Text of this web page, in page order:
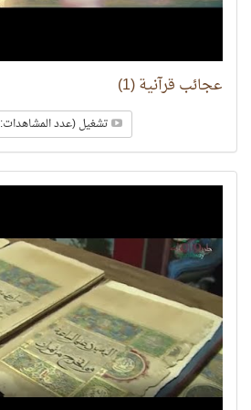
عجائب قرآنية (1)
تشغيل (عدد المشاهدات: 1.9K)